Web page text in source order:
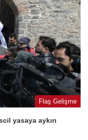
Flaş Gelişme
yasaya aykırı